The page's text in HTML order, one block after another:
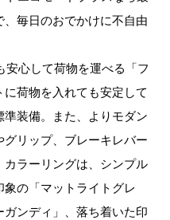
毎日のおでかけに不自由
安心して荷物を運べる「フ
荷物を入れても安定して
装備。また、よりモダン
リップ、ブレーキレバー
ラーリングは、シンプル
の「マットライトグレ
ンディ」、落ち着いた印